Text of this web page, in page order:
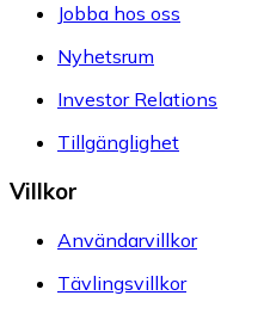
Jobba hos oss
Nyhetsrum
Investor Relations
Tillgänglighet
Villkor
Användarvillkor
Tävlingsvillkor